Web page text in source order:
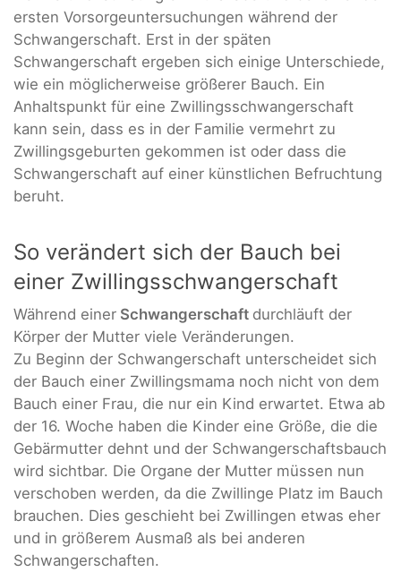
ersten Vorsorgeuntersuchungen während der
Schwangerschaft. Erst in der späten
Schwangerschaft ergeben sich einige Unterschiede,
wie ein möglicherweise größerer Bauch. Ein
Anhaltspunkt für eine Zwillingsschwangerschaft
kann sein, dass es in der Familie vermehrt zu
Zwillingsgeburten gekommen ist oder dass die
Schwangerschaft auf einer künstlichen Befruchtung
beruht.
So verändert sich der Bauch bei
einer Zwillingsschwangerschaft
Während einer Schwangerschaft durchläuft der
Körper der Mutter viele Veränderungen.
Zu Beginn der Schwangerschaft unterscheidet sich
der Bauch einer Zwillingsmama noch nicht von dem
Bauch einer Frau, die nur ein Kind erwartet. Etwa ab
der 16. Woche haben die Kinder eine Größe, die die
Gebärmutter dehnt und der Schwangerschaftsbauch
wird sichtbar. Die Organe der Mutter müssen nun
verschoben werden, da die Zwillinge Platz im Bauch
brauchen. Dies geschieht bei Zwillingen etwas eher
und in größerem Ausmaß als bei anderen
Schwangerschaften.